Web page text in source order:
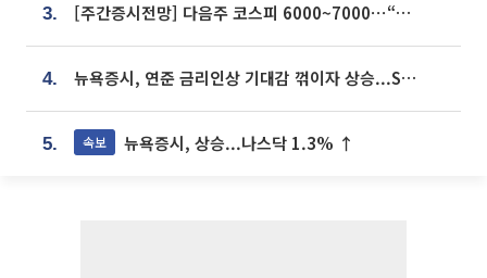
3. [주간증시전망] 다음주 코스피 6000~7000⋯“外人 수급은 정책이 변수”
4. 뉴욕증시, 연준 금리인상 기대감 꺾이자 상승...S&P500 사상 최고치 [종합]
5. 속보 뉴욕증시, 상승...나스닥 1.3% ↑